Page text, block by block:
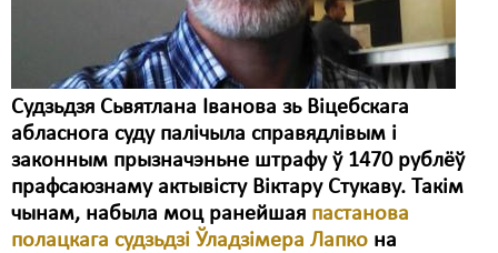
Судзьдзя Сьвятлана Іванова зь Віцебскага
абласнога суду палічыла справядлівым і
законным прызначэньне штрафу ў 1470 рублёў
прафсаюзнаму актывісту Віктару Стукаву. Такім
чынам, набыла моц ранейшая пастанова
полацкага судзьдзі Ўладзімера Лапко на